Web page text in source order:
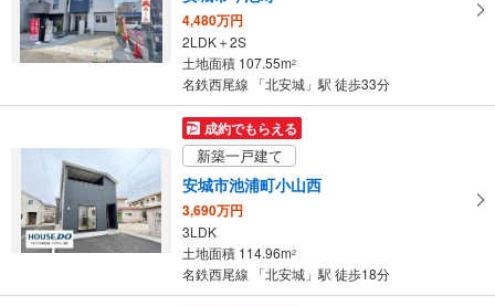
・
条
イ
ー
ジ
に
存
4,480万円
2LDK＋2S
土地面積 107.55m2
名鉄西尾線 「北安城」駅 徒歩33分
成約でもらえる
新築一戸建て
安城市池浦町小山西
3,690万円
3LDK
土地面積 114.96m2
名鉄西尾線 「北安城」駅 徒歩18分